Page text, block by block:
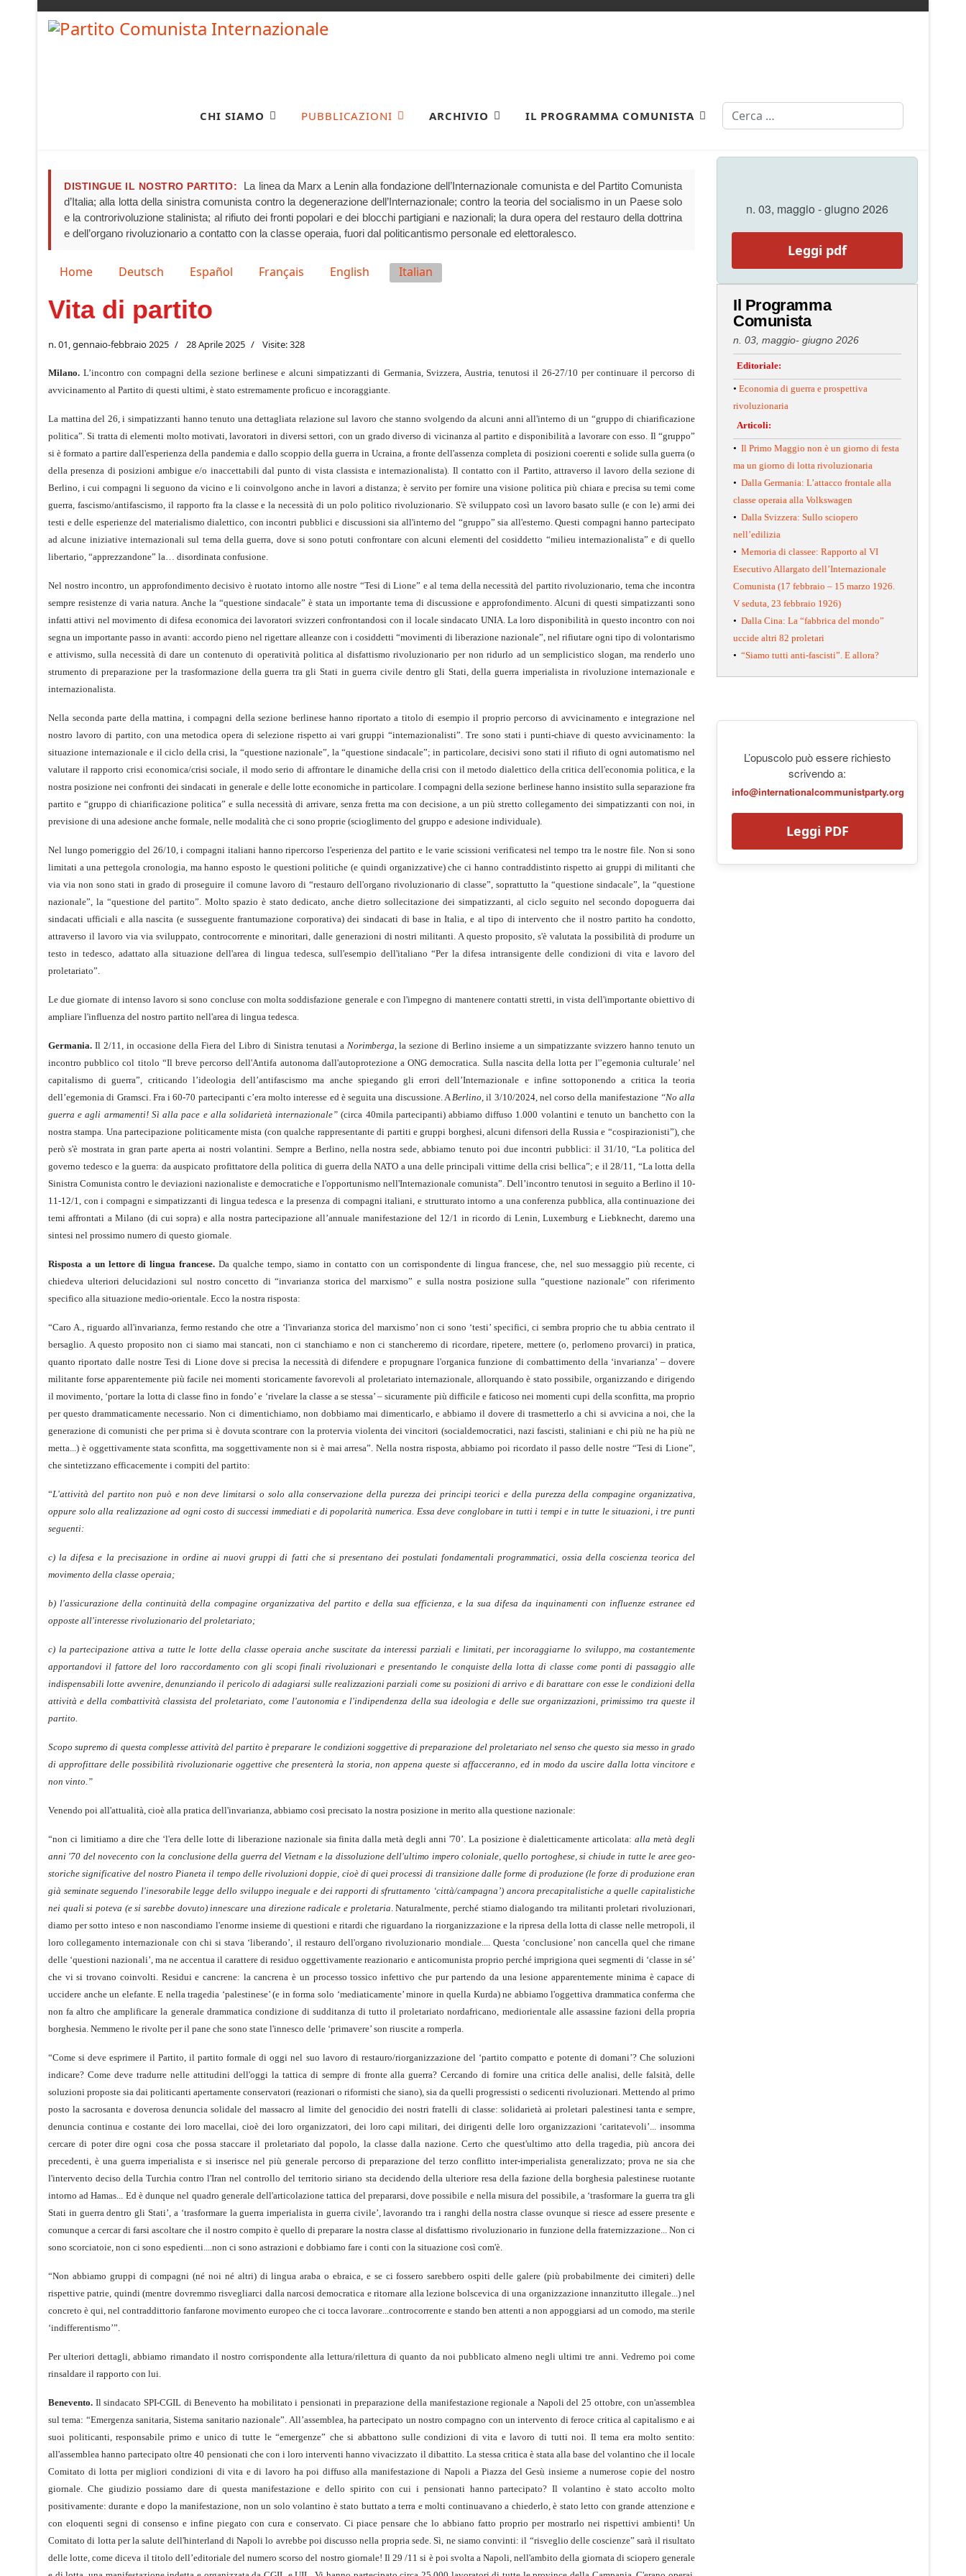
CHI SIAMO PUBBLICAZIONI ARCHIVIO IL PROGRAMMA COMUNISTA Cerca
DISTINGUE IL NOSTRO PARTITO:
La linea da Marx a Lenin alla fondazione dell’Internazionale comunista e del Partito Comunista
d’Italia; alla lotta della sinistra comunista contro la degenerazione dell’Internazionale; contro la teoria del socialismo in un Paese solo
e la controrivoluzione stalinista; al rifiuto dei fronti popolari e dei blocchi partigiani e nazionali; la dura opera del restauro della dottrina
e dell’organo rivoluzionario a contatto con la classe operaia, fuori dal politicantismo personale ed elettoralesco.
Seleziona la tua lingua
Home Deutsch Español Français English Italian
Vita di partito
n. 01, gennaio-febbraio 2025 28 Aprile 2025 Visite: 328
Milano. L’incontro con compagni della sezione berlinese e alcuni simpatizzanti di Germania, Svizzera, Austria, tenutosi il 26-27/10 per continuare il percorso di
avvicinamento al Partito di questi ultimi, è stato estremamente proficuo e incoraggiante.
La mattina del 26, i simpatizzanti hanno tenuto una dettagliata relazione sul lavoro che stanno svolgendo da alcuni anni all'interno di un “gruppo di chiarificazione
politica”. Si tratta di elementi molto motivati, lavoratori in diversi settori, con un grado diverso di vicinanza al partito e disponibilità a lavorare con esso. Il “gruppo”
si è formato a partire dall'esperienza della pandemia e dallo scoppio della guerra in Ucraina, a fronte dell'assenza completa di posizioni coerenti e solide sulla guerra (o
della presenza di posizioni ambigue e/o inaccettabili dal punto di vista classista e internazionalista). Il contatto con il Partito, attraverso il lavoro della sezione di
Berlino, i cui compagni li seguono da vicino e li coinvolgono anche in lavori a distanza; è servito per fornire una visione politica più chiara e precisa su temi come
guerra, fascismo/antifascismo, il rapporto fra la classe e la necessità di un polo politico rivoluzionario. S'è sviluppato così un lavoro basato sulle (e con le) armi dei
testi e delle esperienze del materialismo dialettico, con incontri pubblici e discussioni sia all'interno del “gruppo” sia all'esterno. Questi compagni hanno partecipato
ad alcune iniziative internazionali sul tema della guerra, dove si sono potuti confrontare con alcuni elementi del cosiddetto “milieu internazionalista” e di quello
libertario, “apprezzandone” la… disordinata confusione.
Nel nostro incontro, un approfondimento decisivo è ruotato intorno alle nostre “Tesi di Lione” e al tema della necessità del partito rivoluzionario, tema che incontra
sempre resistenze di varia natura. Anche la “questione sindacale” è stata un importante tema di discussione e approfondimento. Alcuni di questi simpatizzanti sono
infatti attivi nel movimento di difesa economica dei lavoratori svizzeri confrontandosi con il locale sindacato UNIA. La loro disponibilità in questo incontro con noi
segna un importante passo in avanti: accordo pieno nel rigettare alleanze con i cosiddetti “movimenti di liberazione nazionale”, nel rifiutare ogni tipo di volontarismo
e attivismo, sulla necessità di dare un contenuto di operatività politica al disfattismo rivoluzionario per non ridurlo ad un semplicistico slogan, ma renderlo uno
strumento di preparazione per la trasformazione della guerra tra gli Stati in guerra civile dentro gli Stati, della guerra imperialista in rivoluzione internazionale e
internazionalista.
Nella seconda parte della mattina, i compagni della sezione berlinese hanno riportato a titolo di esempio il proprio percorso di avvicinamento e integrazione nel
nostro lavoro di partito, con una metodica opera di selezione rispetto ai vari gruppi “internazionalisti”. Tre sono stati i punti-chiave di questo avvicinamento: la
situazione internazionale e il ciclo della crisi, la “questione nazionale”, la “questione sindacale”; in particolare, decisivi sono stati il rifiuto di ogni automatismo nel
valutare il rapporto crisi economica/crisi sociale, il modo serio di affrontare le dinamiche della crisi con il metodo dialettico della critica dell'economia politica, e la
nostra posizione nei confronti dei sindacati in generale e delle lotte economiche in particolare. I compagni della sezione berlinese hanno insistito sulla separazione fra
partito e “gruppo di chiarificazione politica” e sulla necessità di arrivare, senza fretta ma con decisione, a un più stretto collegamento dei simpatizzanti con noi, in
previsione di una adesione anche formale, nelle modalità che ci sono proprie (scioglimento del gruppo e adesione individuale).
Nel lungo pomeriggio del 26/10, i compagni italiani hanno ripercorso l'esperienza del partito e le varie scissioni verificatesi nel tempo tra le nostre file. Non si sono
limitati a una pettegola cronologia, ma hanno esposto le questioni politiche (e quindi organizzative) che ci hanno contraddistinto rispetto ai gruppi di militanti che
via via non sono stati in grado di proseguire il comune lavoro di “restauro dell'organo rivoluzionario di classe”, soprattutto la “questione sindacale”, la “questione
nazionale”, la “questione del partito”. Molto spazio è stato dedicato, anche dietro sollecitazione dei simpatizzanti, al ciclo seguito nel secondo dopoguerra dai
sindacati ufficiali e alla nascita (e susseguente frantumazione corporativa) dei sindacati di base in Italia, e al tipo di intervento che il nostro partito ha condotto,
attraverso il lavoro via via sviluppato, controcorrente e minoritari, dalle generazioni di nostri militanti. A questo proposito, s'è valutata la possibilità di produrre un
testo in tedesco, adattato alla situazione dell'area di lingua tedesca, sull'esempio dell'italiano “Per la difesa intransigente delle condizioni di vita e lavoro del
proletariato”.
Le due giornate di intenso lavoro si sono concluse con molta soddisfazione generale e con l'impegno di mantenere contatti stretti, in vista dell'importante obiettivo di
ampliare l'influenza del nostro partito nell'area di lingua tedesca.
Germania. Il 2/11, in occasione della Fiera del Libro di Sinistra tenutasi a Norimberga , la sezione di Berlino insieme a un simpatizzante svizzero hanno tenuto un
incontro pubblico col titolo “Il breve percorso dell'Antifa autonoma dall'autoprotezione a ONG democratica. Sulla nascita della lotta per l'’egemonia culturale’ nel
capitalismo di guerra”, criticando l’ideologia dell’antifascismo ma anche spiegando gli errori dell’Internazionale e infine sottoponendo a critica la teoria
dell’egemonia di Gramsci. Fra i 60-70 partecipanti c’era molto interesse ed è seguita una discussione. A Berlino , il 3/10/2024, nel corso della manifestazione “No alla
guerra e agli armamenti! Sì alla pace e alla solidarietà internazionale” (circa 40mila partecipanti) abbiamo diffuso 1.000 volantini e tenuto un banchetto con la
nostra stampa. Una partecipazione politicamente mista (con qualche rappresentante di partiti e gruppi borghesi, alcuni difensori della Russia e “cospirazionisti”), che
però s'è mostrata in gran parte aperta ai nostri volantini. Sempre a Berlino, nella nostra sede, abbiamo tenuto poi due incontri pubblici: il 31/10, “La politica del
governo tedesco e la guerra: da auspicato profittatore della politica di guerra della NATO a una delle principali vittime della crisi bellica”; e il 28/11, “La lotta della
Sinistra Comunista contro le deviazioni nazionaliste e democratiche e l'opportunismo nell'Internazionale comunista”. Dell’incontro tenutosi in seguito a Berlino il 10-
11-12/1, con i compagni e simpatizzanti di lingua tedesca e la presenza di compagni italiani, e strutturato intorno a una conferenza pubblica, alla continuazione dei
temi affrontati a Milano (di cui sopra) e alla nostra partecipazione all’annuale manifestazione del 12/1 in ricordo di Lenin, Luxemburg e Liebknecht, daremo una
sintesi nel prossimo numero di questo giornale.
Risposta a un lettore di lingua francese. Da qualche tempo, siamo in contatto con un corrispondente di lingua francese, che, nel suo messaggio più recente, ci
chiedeva ulteriori delucidazioni sul nostro concetto di “invarianza storica del marxismo” e sulla nostra posizione sulla “questione nazionale” con riferimento
specifico alla situazione medio-orientale. Ecco la nostra risposta:
“Caro A., riguardo all'invarianza, fermo restando che otre a ‘l'invarianza storica del marxismo’ non ci sono ‘testi’ specifici, ci sembra proprio che tu abbia centrato il
bersaglio. A questo proposito non ci siamo mai stancati, non ci stanchiamo e non ci stancheremo di ricordare, ripetere, mettere (o, perlomeno provarci) in pratica,
quanto riportato dalle nostre Tesi di Lione dove si precisa la necessità di difendere e propugnare l'organica funzione di combattimento della ‘invarianza’ – dovere
militante forse apparentemente più facile nei momenti storicamente favorevoli al proletariato internazionale, allorquando è stato possibile, organizzando e dirigendo
il movimento, ‘portare la lotta di classe fino in fondo’ e ‘rivelare la classe a se stessa’ – sicuramente più difficile e faticoso nei momenti cupi della sconfitta, ma proprio
per questo drammaticamente necessario. Non ci dimentichiamo, non dobbiamo mai dimenticarlo, e abbiamo il dovere di trasmetterlo a chi si avvicina a noi, che la
generazione di comunisti che per prima si è dovuta scontrare con la protervia violenta dei vincitori (socialdemocratici, nazi fascisti, staliniani e chi più ne ha più ne
metta...) è oggettivamente stata sconfitta, ma soggettivamente non si è mai arresa”. Nella nostra risposta, abbiamo poi ricordato il passo delle nostre “Tesi di Lione”,
che sintetizzano efficacemente i compiti del partito:
“L'attività del partito non può e non deve limitarsi o solo alla conservazione della purezza dei principi teorici e della purezza della compagine organizzativa,
oppure solo alla realizzazione ad ogni costo di successi immediati e di popolarità numerica. Essa deve conglobare in tutti i tempi e in tutte le situazioni, i tre punti
seguenti:
c) la difesa e la precisazione in ordine ai nuovi gruppi di fatti che si presentano dei postulati fondamentali programmatici, ossia della coscienza teorica del
movimento della classe operaia;
b) l'assicurazione della continuità della compagine organizzativa del partito e della sua efficienza, e la sua difesa da inquinamenti con influenze estranee ed
opposte all'interesse rivoluzionario del proletariato;
c) la partecipazione attiva a tutte le lotte della classe operaia anche suscitate da interessi parziali e limitati, per incoraggiarne lo sviluppo, ma costantemente
apportandovi il fattore del loro raccordamento con gli scopi finali rivoluzionari e presentando le conquiste della lotta di classe come ponti di passaggio alle
indispensabili lotte avvenire, denunziando il pericolo di adagiarsi sulle realizzazioni parziali come su posizioni di arrivo e di barattare con esse le condizioni della
attività e della combattività classista del proletariato, come l'autonomia e l'indipendenza della sua ideologia e delle sue organizzazioni, primissimo tra queste il
partito.
Scopo supremo di questa complesse attività del partito è preparare le condizioni soggettive di preparazione del proletariato nel senso che questo sia messo in grado
di approfittare delle possibilità rivoluzionarie oggettive che presenterà la storia, non appena queste si affacceranno, ed in modo da uscire dalla lotta vincitore e
non vinto.”
Venendo poi all'attualità, cioè alla pratica dell'invarianza, abbiamo così precisato la nostra posizione in merito alla questione nazionale:
“non ci limitiamo a dire che ‘l'era delle lotte di liberazione nazionale sia finita dalla metà degli anni '70’. La posizione è dialetticamente articolata:alla metà degli
anni '70 del novecento con la conclusione della guerra del Vietnam e la dissoluzione dell'ultimo impero coloniale, quello portoghese, si chiude in tutte le aree geo-
storiche significative del nostro Pianeta il tempo delle rivoluzioni doppie, cioè di quei processi di transizione dalle forme di produzione(leforze di produzioneeran
già seminate seguendo l'inesorabile legge dello sviluppo ineguale e dei rapporti di sfruttamento ‘città/campagna’) ancora precapitalistiche a quelle capitalistiche
nei quali si poteva (e si sarebbe dovuto) innescare una direzione radicale e proletaria . Naturalmente, perché stiamo dialogando tra militanti proletari rivoluzionari,
diamo per sotto inteso e non nascondiamo l'enorme insieme di questioni e ritardi che riguardano la riorganizzazione e la ripresa della lotta di classe nelle metropoli, il
loro collegamento internazionale con chi si stava ‘liberando’, il restauro dell'organo rivoluzionario mondiale.... Questa ‘conclusione’ non cancella quel che rimane
delle ‘questioni nazionali’, ma ne accentua il carattere di residuo oggettivamente reazionario e anticomunista proprio perché imprigiona quei segmenti di ‘classe in sé’
che vi si trovano coinvolti. Residui e cancrene: la cancrena è un processo tossico infettivo che pur partendo da una lesione apparentemente minima è capace di
uccidere anche un elefante. E nella tragedia ‘palestinese’ (e in forma solo ‘mediaticamente’ minore in quella Kurda) ne abbiamo l'oggettiva drammatica conferma che
non fa altro che amplificare la generale drammatica condizione di sudditanza di tutto il proletariato nordafricano, mediorientale alle assassine fazioni della propria
borghesia. Nemmeno le rivolte per il pane che sono state l'innesco delle ‘primavere’ son riuscite a romperla.
“Come si deve esprimere il Partito, il partito formale di oggi nel suo lavoro di restauro/riorganizzazione del ‘partito compatto e potente di domani’? Che soluzioni
indicare? Come deve tradurre nelle attitudini dell'oggi la tattica di sempre di fronte alla guerra? Cercando di fornire una critica delle analisi, delle falsità, delle
soluzioni proposte sia dai politicanti apertamente conservatori (reazionari o riformisti che siano), sia da quelli progressisti o sedicenti rivoluzionari. Mettendo al primo
posto la sacrosanta e doverosa denuncia solidale del massacro al limite del genocidio dei nostri fratelli di classe: solidarietà ai proletari palestinesi tanta e sempre,
denuncia continua e costante dei loro macellai, cioè dei loro organizzatori, dei loro capi militari, dei dirigenti delle loro organizzazioni ‘caritatevoli’... insomma
cercare di poter dire ogni cosa che possa staccare il proletariato dal popolo, la classe dalla nazione. Certo che quest'ultimo atto della tragedia, più ancora dei
precedenti, è una guerra imperialista e si inserisce nel più generale percorso di preparazione del terzo conflitto inter-imperialista generalizzato; prova ne sia che
l'intervento deciso della Turchia contro l'Iran nel controllo del territorio siriano sta decidendo della ulteriore resa della fazione della borghesia palestinese ruotante
intorno ad Hamas... Ed è dunque nel quadro generale dell'articolazione tattica del prepararsi, dove possibile e nella misura del possibile, a ‘trasformare la guerra tra gli
Stati in guerra dentro gli Stati’, a ‘trasformare la guerra imperialista in guerra civile’, lavorando tra i ranghi della nostra classe ovunque si riesce ad essere presente e
comunque a cercar di farsi ascoltare che il nostro compito è quello di preparare la nostra classe al disfattismo rivoluzionario in funzione della fraternizzazione... Non ci
sono scorciatoie, non ci sono espedienti....non ci sono astrazioni e dobbiamo fare i conti con la situazione così com'è.
“Non abbiamo gruppi di compagni (né noi né altri) di lingua araba o ebraica, e se ci fossero sarebbero ospiti delle galere (più probabilmente dei cimiteri) delle
rispettive patrie, quindi (mentre dovremmo risvegliarci dalla narcosi democratica e ritornare alla lezione bolscevica di una organizzazione innanzitutto illegale...) nel
concreto è qui, nel contraddittorio fanfarone movimento europeo che ci tocca lavorare...controcorrente e stando ben attenti a non appoggiarsi ad un comodo, ma sterile
‘indifferentismo’”.
Per ulteriori dettagli, abbiamo rimandato il nostro corrispondente alla lettura/rilettura di quanto da noi pubblicato almeno negli ultimi tre anni. Vedremo poi come
rinsaldare il rapporto con lui.
Benevento. Il sindacato SPI-CGIL di Benevento ha mobilitato i pensionati in preparazione della manifestazione regionale a Napoli del 25 ottobre, con un'assemblea
sul tema: “Emergenza sanitaria, Sistema sanitario nazionale”. All’assemblea, ha partecipato un nostro compagno con un intervento di feroce critica al capitalismo e ai
suoi politicanti, responsabile primo e unico di tutte le “emergenze” che si abbattono sulle condizioni di vita e lavoro di tutti noi. Il tema era molto sentito:
all'assemblea hanno partecipato oltre 40 pensionati che con i loro interventi hanno vivacizzato il dibattito. La stessa critica è stata alla base del volantino che il locale
Comitato di lotta per migliori condizioni di vita e di lavoro ha poi diffuso alla manifestazione di Napoli a Piazza del Gesù insieme a numerose copie del nostro
giornale. Che giudizio possiamo dare di questa manifestazione e dello spirito con cui i pensionati hanno partecipato? Il volantino è stato accolto molto
positivamente: durante e dopo la manifestazione, non un solo volantino è stato buttato a terra e molti continuavano a chiederlo, è stato letto con grande attenzione e
con eloquenti segni di consenso e infine piegato con cura e conservato. Ci piace pensare che lo abbiano fatto proprio per mostrarlo nei rispettivi ambienti! Un
Comitato di lotta per la salute dell'hinterland di Napoli lo avrebbe poi discusso nella propria sede. Sì, ne siamo convinti: il “risveglio delle coscienze” sarà il risultato
delle lotte, come diceva il titolo dell’editoriale del numero scorso del nostro giornale! Il 29 /11 si è poi svolta a Napoli, nell'ambito della giornata di sciopero generale
n. 03, maggio - giugno 2026
Leggi pdf
Il Programma
Comunista
n. 03, maggio- giugno 2026
Editoriale:
• Economia di guerra e prospettiva
rivoluzionaria
Articoli:
• Il Primo Maggio non è un giorno di festa
ma un giorno di lotta rivoluzionaria
• Dalla Germania: L’attacco frontale alla
classe operaia alla Volkswagen
• Dalla Svizzera: Sullo sciopero
nell’edilizia
• Memoria di classee: Rapporto al VI
Esecutivo Allargato dell’Internazionale
Comunista (17 febbraio – 15 marzo 1926.
V seduta, 23 febbraio 1926)
• Dalla Cina: La “fabbrica del mondo”
uccide altri 82 proletari
• “Siamo tutti anti-fascisti”. E allora?
L’opuscolo può essere richiesto
scrivendo a:
info@internationalcommunistparty.org
Leggi PDF